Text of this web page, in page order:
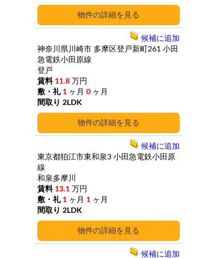
詳細
詳細
神奈川県川崎市 多摩区登戸新町261 小田
急電鉄小田原線
登戸
11.8 万円
1 ヶ月 0 ヶ月
2LDK
候補に追加
詳細
東京都狛江市東和泉3 小田急電鉄小田原
線
和泉多摩川
13.1 万円
1 ヶ月 1 ヶ月
2LDK
候補に追加
候補に追加